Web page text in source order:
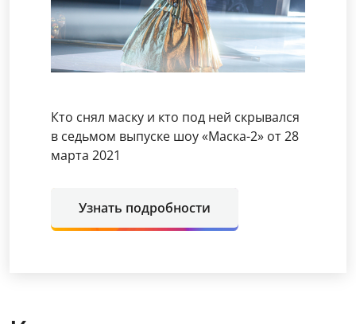
Кто снял маску и кто под ней скрывался
в седьмом выпуске шоу «Маска-2» от 28
марта 2021
Узнать подробности